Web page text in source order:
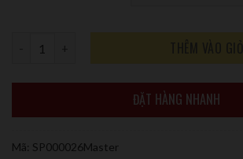
ĐẶT HÀNG NHANH
Mã: SP000026Master